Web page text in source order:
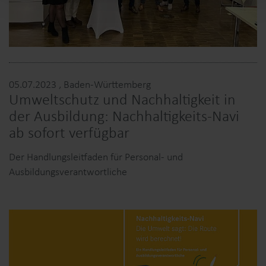
05.07.2023 , Baden-Württemberg
Umweltschutz und Nachhaltigkeit in
der Ausbildung: Nachhaltigkeits-Navi
ab sofort verfügbar
Der Handlungsleitfaden für Personal- und
Ausbildungsverantwortliche